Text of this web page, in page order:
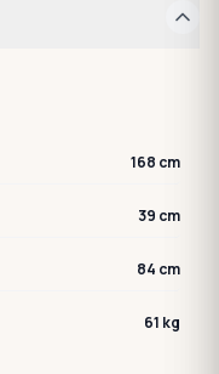
168 cm
39 cm
84 cm
61 kg